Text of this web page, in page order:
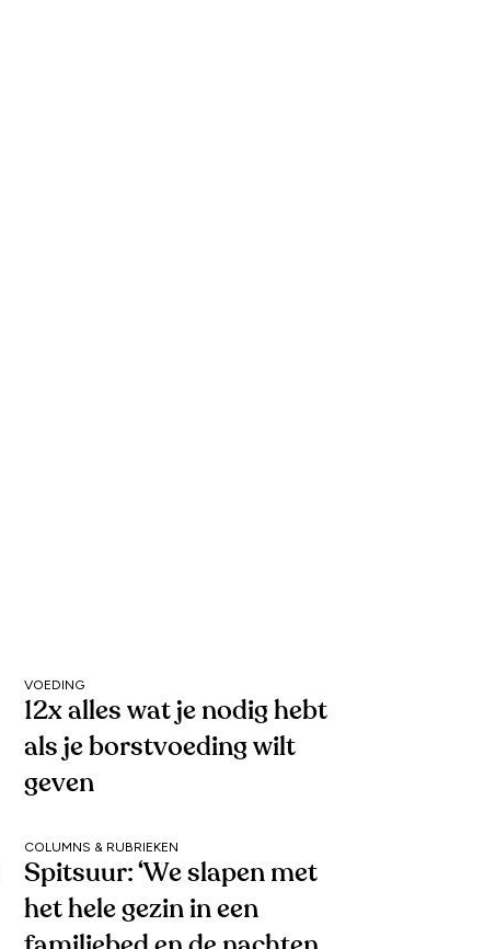
VOEDING
12x alles wat je nodig hebt
als je borstvoeding wilt
geven
COLUMNS & RUBRIEKEN
Spitsuur: ‘We slapen met
het hele gezin in een